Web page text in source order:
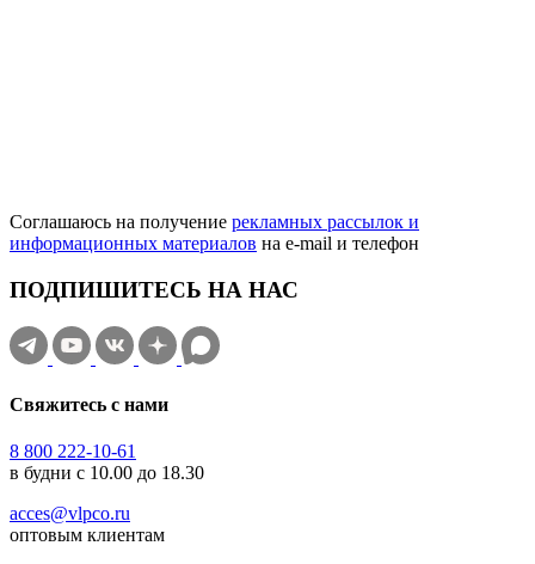
Соглашаюсь на получение рекламных рассылок и
информационных материалов на e‑mail и телефон
ПОДПИШИТЕСЬ НА НАС
Свяжитесь с нами
8 800 222-10-61
в будни с 10.00 до 18.30
acces@vlpco.ru
оптовым клиентам